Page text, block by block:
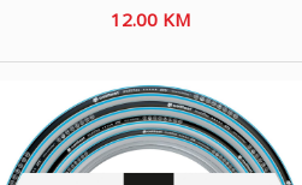
12.00 KM